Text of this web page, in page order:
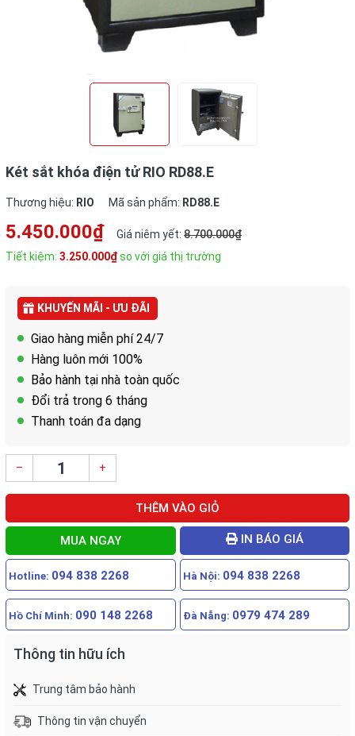
Két sắt khóa điện tử RIO RD88.E
Thương hiệu: RIO Mã sản phẩm: RD88.E
5.450.000₫ Giá niêm yết: 8.700.000₫
Tiết kiệm: 3.250.000₫so với giá thị trường
KHUYẾN MÃI - ƯU ĐÃI
Giao hàng miễn phí 24/7
Hàng luôn mới 100%
Bảo hành tại nhà toàn quốc
Đổi trả trong 6 tháng
Thanh toán đa dạng
– +
THÊM VÀO GIỎ
MUA NGAY IN BÁO GIÁ
Hotline: 094 838 2268 Hà Nội: 094 838 2268
Hồ Chí Minh: 090 148 2268 Đà Nẵng: 0979 474 289
Thông tin hữu ích
Trung tâm bảo hành
Thông tin vận chuyển